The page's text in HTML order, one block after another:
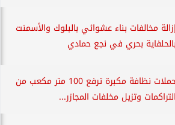
إزالة مخالفات بناء عشوائي بالبلوك والأسمنت
بالحلفاية بحري في نجع حمادي
حملات نظافة مكبرة ترفع 100 متر مكعب من
التراكمات وتزيل مخلفات المجازر...